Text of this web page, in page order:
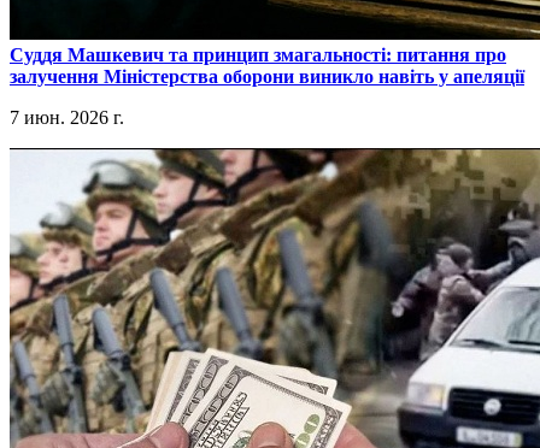
​Суддя Машкевич та принцип змагальності: питання про
залучення Міністерства оборони виникло навіть у апеляції
7 июн. 2026 г.